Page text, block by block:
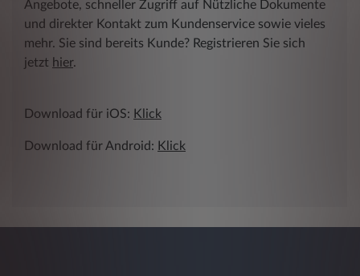
Angebote, schneller Zugriff auf Nützliche Dokumente
und direkter Kontakt zum Kundenservice sowie vieles
mehr. Sie sind bereits Kunde? Registrieren Sie sich
jetzt hier.
Download für iOS: Klick
Download für Android: Klick